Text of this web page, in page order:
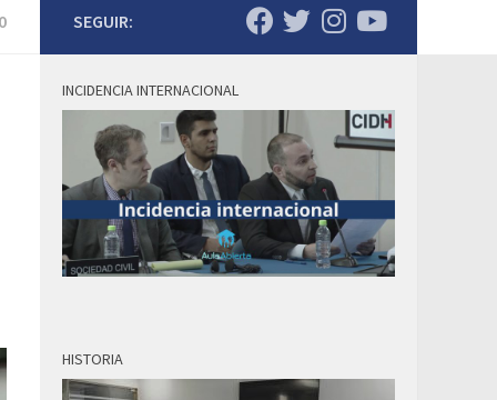
SEGUIR:
INCIDENCIA INTERNACIONAL
HISTORIA